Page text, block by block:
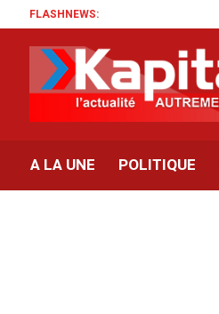
FLASHNEWS:
A LA UNE POLITIQUE